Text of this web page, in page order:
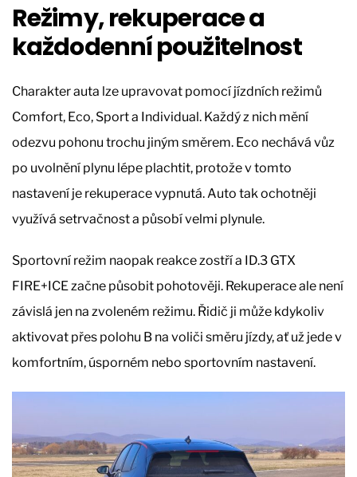
Režimy, rekuperace a
každodenní použitelnost
Charakter auta lze upravovat pomocí jízdních režimů
Comfort, Eco, Sport a Individual. Každý z nich mění
odezvu pohonu trochu jiným směrem. Eco nechává vůz
po uvolnění plynu lépe plachtit, protože v tomto
nastavení je rekuperace vypnutá. Auto tak ochotněji
využívá setrvačnost a působí velmi plynule.
Sportovní režim naopak reakce zostří a ID.3 GTX
FIRE+ICE začne působit pohotověji. Rekuperace ale není
závislá jen na zvoleném režimu. Řidič ji může kdykoliv
aktivovat přes polohu B na voliči směru jízdy, ať už jede v
komfortním, úsporném nebo sportovním nastavení.